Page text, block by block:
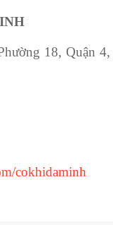
18, Quận 4,
cokhidaminh